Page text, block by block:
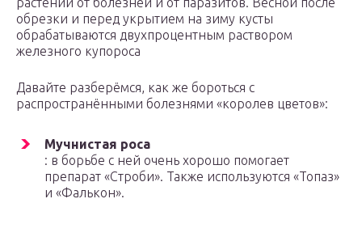
обрезки и перед укрытием на зиму кусты
обрабатываются двухпроцентным раствором
железного купороса
Давайте разберёмся, как же бороться с
распространёнными болезнями «королев цветов»:
Мучнистая роса
: в борьбе с ней очень хорошо помогает
препарат «Строби». Также используются «Топаз»
и «Фалькон».